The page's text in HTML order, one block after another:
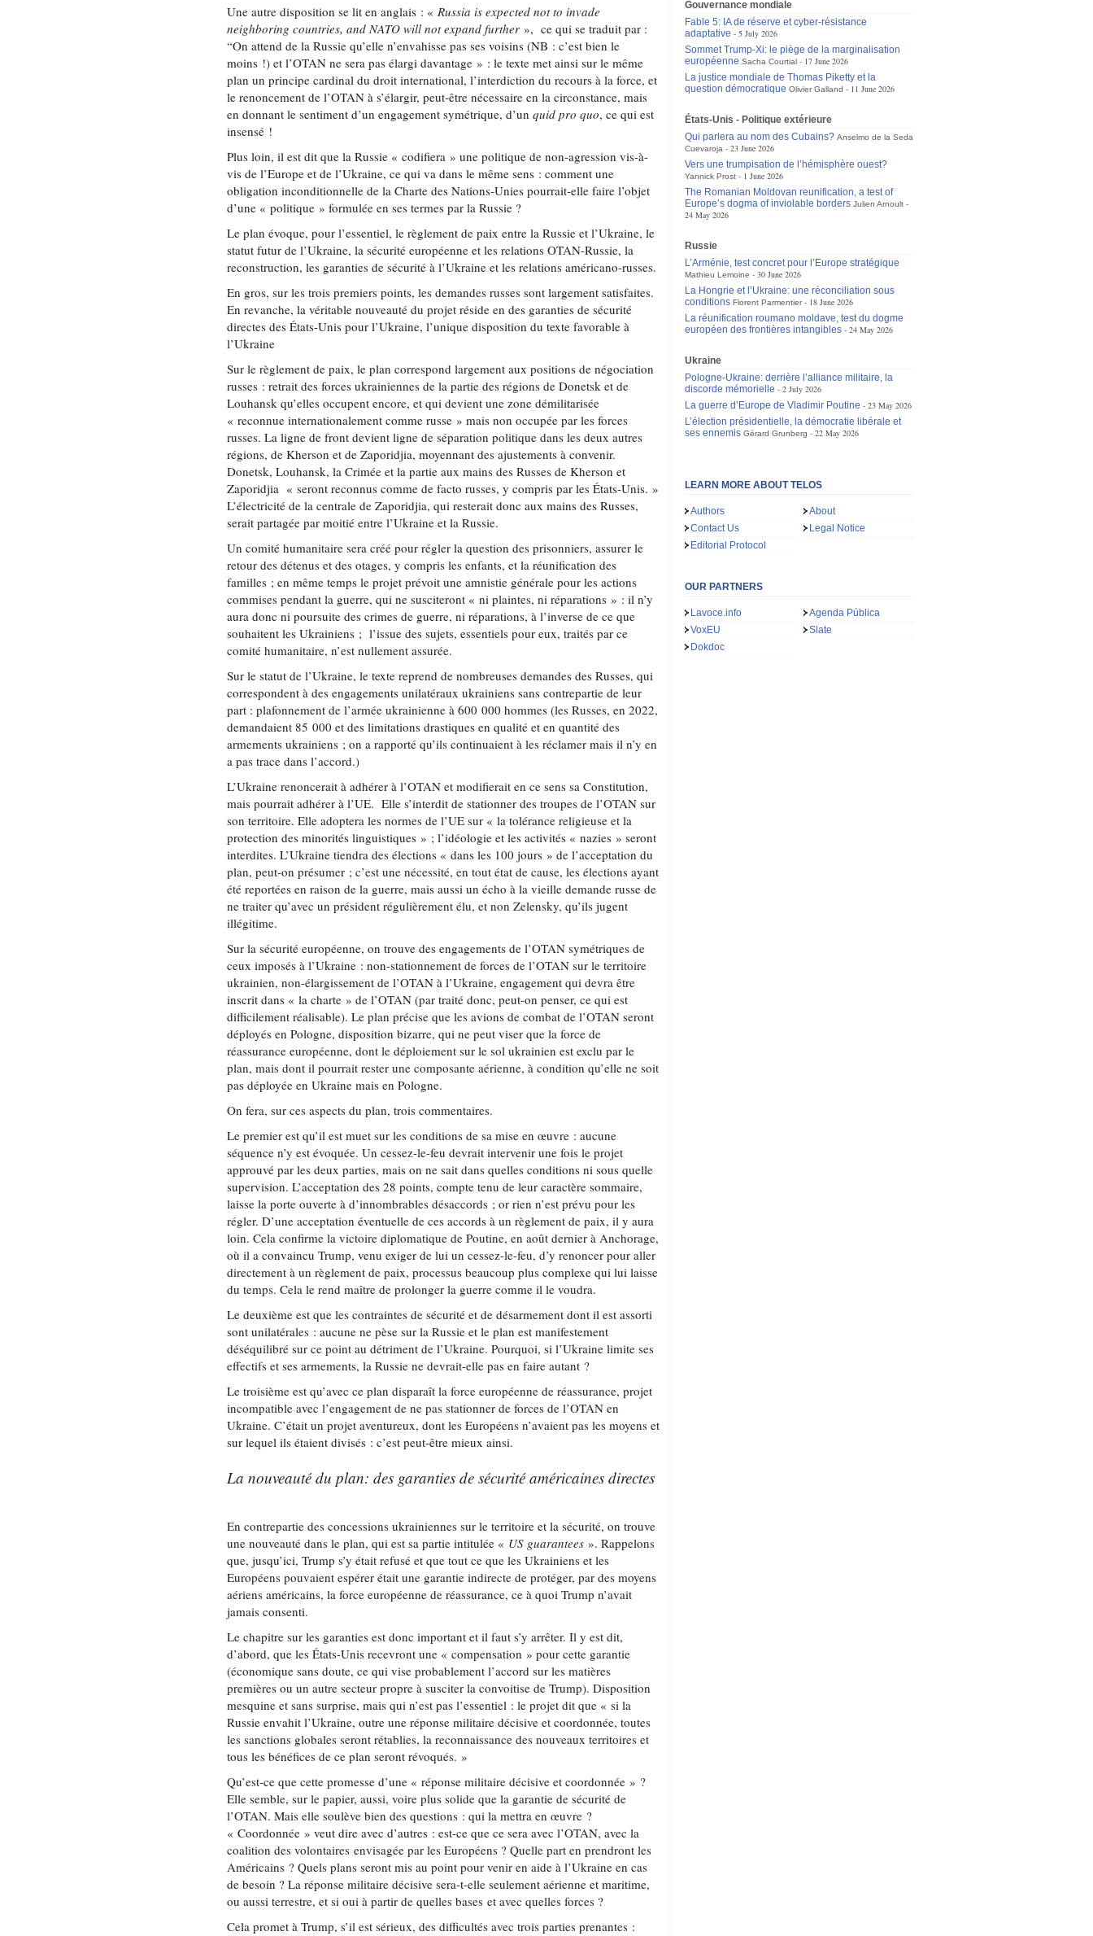
Une autre disposition se lit en anglais : «Russia is expected not to invade
neighboring countries, and NATO will not expand further », ce qui se traduit par :
“On attend de la Russie qu’elle n’envahisse pas ses voisins (NB : c’est bien le
moins !) et l’OTAN ne sera pas élargi davantage » : le texte met ainsi sur le même
plan un principe cardinal du droit international, l’interdiction du recours à la force, et
le renoncement de l’OTAN à s’élargir, peut-être nécessaire en la circonstance, mais
en donnant le sentiment d’un engagement symétrique, d’unquid pro quo, ce qui est
insensé !
Plus loin, il est dit que la Russie « codifiera » une politique de non-agression vis-à-
vis de l’Europe et de l’Ukraine, ce qui va dans le même sens : comment une
obligation inconditionnelle de la Charte des Nations-Unies pourrait-elle faire l’objet
d’une « politique » formulée en ses termes par la Russie ?
Le plan évoque, pour l’essentiel, le règlement de paix entre la Russie et l’Ukraine, le
statut futur de l’Ukraine, la sécurité européenne et les relations OTAN-Russie, la
reconstruction, les garanties de sécurité à l’Ukraine et les relations américano-russes.
En gros, sur les trois premiers points, les demandes russes sont largement satisfaites.
En revanche, la véritable nouveauté du projet réside en des garanties de sécurité
directes des États-Unis pour l’Ukraine, l’unique disposition du texte favorable à
l’Ukraine
Sur le règlement de paix, le plan correspond largement aux positions de négociation
russes : retrait des forces ukrainiennes de la partie des régions de Donetsk et de
Louhansk qu’elles occupent encore, et qui devient une zone démilitarisée
« reconnue internationalement comme russe » mais non occupée par les forces
russes. La ligne de front devient ligne de séparation politique dans les deux autres
régions, de Kherson et de Zaporidjia, moyennant des ajustements à convenir.
Donetsk, Louhansk, la Crimée et la partie aux mains des Russes de Kherson et
Zaporidjia « seront reconnus comme de facto russes, y compris par les États-Unis. »
L’électricité de la centrale de Zaporidjia, qui resterait donc aux mains des Russes,
serait partagée par moitié entre l’Ukraine et la Russie.
Un comité humanitaire sera créé pour régler la question des prisonniers, assurer le
retour des détenus et des otages, y compris les enfants, et la réunification des
familles ; en même temps le projet prévoit une amnistie générale pour les actions
commises pendant la guerre, qui ne susciteront « ni plaintes, ni réparations » : il n’y
aura donc ni poursuite des crimes de guerre, ni réparations, à l’inverse de ce que
souhaitent les Ukrainiens ; l’issue des sujets, essentiels pour eux, traités par ce
comité humanitaire, n’est nullement assurée.
Sur le statut de l’Ukraine, le texte reprend de nombreuses demandes des Russes, qui
correspondent à des engagements unilatéraux ukrainiens sans contrepartie de leur
part : plafonnement de l’armée ukrainienne à 600 000 hommes (les Russes, en 2022,
demandaient 85 000 et des limitations drastiques en qualité et en quantité des
armements ukrainiens ; on a rapporté qu’ils continuaient à les réclamer mais il n’y en
a pas trace dans l’accord.)
L’Ukraine renoncerait à adhérer à l’OTAN et modifierait en ce sens sa Constitution,
mais pourrait adhérer à l’UE. Elle s’interdit de stationner des troupes de l’OTAN sur
son territoire. Elle adoptera les normes de l’UE sur « la tolérance religieuse et la
protection des minorités linguistiques » ; l’idéologie et les activités « nazies » seront
interdites. L’Ukraine tiendra des élections « dans les 100 jours » de l’acceptation du
plan, peut-on présumer ; c’est une nécessité, en tout état de cause, les élections ayant
été reportées en raison de la guerre, mais aussi un écho à la vieille demande russe de
ne traiter qu’avec un président régulièrement élu, et non Zelensky, qu’ils jugent
illégitime.
Sur la sécurité européenne, on trouve des engagements de l’OTAN symétriques de
ceux imposés à l’Ukraine : non-stationnement de forces de l’OTAN sur le territoire
ukrainien, non-élargissement de l’OTAN à l’Ukraine, engagement qui devra être
inscrit dans « la charte » de l’OTAN (par traité donc, peut-on penser, ce qui est
difficilement réalisable). Le plan précise que les avions de combat de l’OTAN seront
déployés en Pologne, disposition bizarre, qui ne peut viser que la force de
réassurance européenne, dont le déploiement sur le sol ukrainien est exclu par le
plan, mais dont il pourrait rester une composante aérienne, à condition qu’elle ne soit
pas déployée en Ukraine mais en Pologne.
On fera, sur ces aspects du plan, trois commentaires.
Le premier est qu’il est muet sur les conditions de sa mise en œuvre : aucune
séquence n’y est évoquée. Un cessez-le-feu devrait intervenir une fois le projet
approuvé par les deux parties, mais on ne sait dans quelles conditions ni sous quelle
supervision. L’acceptation des 28 points, compte tenu de leur caractère sommaire,
laisse la porte ouverte à d’innombrables désaccords ; or rien n’est prévu pour les
régler. D’une acceptation éventuelle de ces accords à un règlement de paix, il y aura
loin. Cela confirme la victoire diplomatique de Poutine, en août dernier à Anchorage,
où il a convaincu Trump, venu exiger de lui un cessez-le-feu, d’y renoncer pour aller
directement à un règlement de paix, processus beaucoup plus complexe qui lui laisse
du temps. Cela le rend maître de prolonger la guerre comme il le voudra.
Le deuxième est que les contraintes de sécurité et de désarmement dont il est assorti
sont unilatérales : aucune ne pèse sur la Russie et le plan est manifestement
déséquilibré sur ce point au détriment de l’Ukraine. Pourquoi, si l’Ukraine limite ses
effectifs et ses armements, la Russie ne devrait-elle pas en faire autant ?
Le troisième est qu’avec ce plan disparaît la force européenne de réassurance, projet
incompatible avec l’engagement de ne pas stationner de forces de l’OTAN en
Ukraine. C’était un projet aventureux, dont les Européens n’avaient pas les moyens et
sur lequel ils étaient divisés : c’est peut-être mieux ainsi.
La nouveauté du plan: des garanties de sécurité américaines directes
En contrepartie des concessions ukrainiennes sur le territoire et la sécurité, on trouve
une nouveauté dans le plan, qui est sa partie intitulée « US guarantees ». Rappelons
que, jusqu’ici, Trump s’y était refusé et que tout ce que les Ukrainiens et les
Européens pouvaient espérer était une garantie indirecte de protéger, par des moyens
aériens américains, la force européenne de réassurance, ce à quoi Trump n’avait
jamais consenti.
Le chapitre sur les garanties est donc important et il faut s’y arrêter. Il y est dit,
d’abord, que les États-Unis recevront une « compensation » pour cette garantie
(économique sans doute, ce qui vise probablement l’accord sur les matières
premières ou un autre secteur propre à susciter la convoitise de Trump). Disposition
mesquine et sans surprise, mais qui n’est pas l’essentiel : le projet dit que « si la
Russie envahit l’Ukraine, outre une réponse militaire décisive et coordonnée, toutes
les sanctions globales seront rétablies, la reconnaissance des nouveaux territoires et
tous les bénéfices de ce plan seront révoqués. »
Qu’est-ce que cette promesse d’une « réponse militaire décisive et coordonnée » ?
Elle semble, sur le papier, aussi, voire plus solide que la garantie de sécurité de
l’OTAN. Mais elle soulève bien des questions : qui la mettra en œuvre ?
« Coordonnée » veut dire avec d’autres : est-ce que ce sera avec l’OTAN, avec la
coalition des volontaires envisagée par les Européens ? Quelle part en prendront les
Américains ? Quels plans seront mis au point pour venir en aide à l’Ukraine en cas
de besoin ? La réponse militaire décisive sera-t-elle seulement aérienne et maritime,
ou aussi terrestre, et si oui à partir de quelles bases et avec quelles forces ?
Cela promet à Trump, s’il est sérieux, des difficultés avec trois parties prenantes :
Gouvernance mondiale
Fable 5: IA de réserve et cyber-résistance
adaptative
5 July 2026
Sommet Trump-Xi: le piège de la marginalisation
européenne Sacha Courtial
17 June 2026
La justice mondiale de Thomas Piketty et la
question démocratique Olivier Galland 11 June 2026
États-Unis - Politique extérieure
Qui parlera au nom des Cubains? Anselmo de la Seda
Cuevaroja
23 June 2026
Vers une trumpisation de l’hémisphère ouest?
Yannick Prost
1 June 2026
The Romanian Moldovan reunification, a test of
Europe’s dogma of inviolable borders Julien Arnoult
24 May 2026
Russie
L’Arménie, test concret pour l’Europe stratégique
Mathieu Lemoine
30 June 2026
La Hongrie et l’Ukraine: une réconciliation sous
conditions Florent Parmentier
18 June 2026
La réunification roumano moldave, test du dogme
européen des frontières intangibles
24 May 2026
Ukraine
Pologne-Ukraine: derrière l’alliance militaire, la
discorde mémorielle
2 July 2026
La guerre d’Europe de Vladimir Poutine
23 May 2026
L’élection présidentielle, la démocratie libérale et
ses ennemis Gérard Grunberg 22 May 2026
LEARN MORE ABOUT TELOS
Authors
About
Contact Us
Legal Notice
Editorial Protocol
OUR PARTNERS
Lavoce.info
Agenda Pública
VoxEU
Slate
Dokdoc